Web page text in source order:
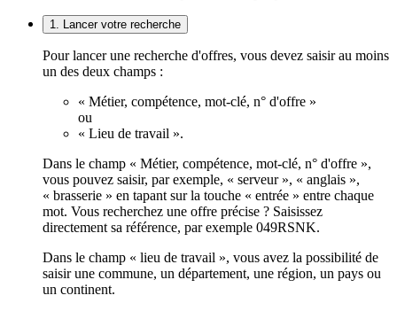
1. Lancer votre recherche
Pour lancer une recherche d'offres, vous devez saisir au moins
un des deux champs :
« Métier, compétence, mot-clé, n° d'offre »
ou
« Lieu de travail ».
Dans le champ « Métier, compétence, mot-clé, n° d'offre »,
vous pouvez saisir, par exemple, « serveur », « anglais »,
« brasserie » en tapant sur la touche « entrée » entre chaque
mot. Vous recherchez une offre précise ? Saisissez
directement sa référence, par exemple 049RSNK.
Dans le champ « lieu de travail », vous avez la possibilité de
saisir une commune, un département, une région, un pays ou
un continent.